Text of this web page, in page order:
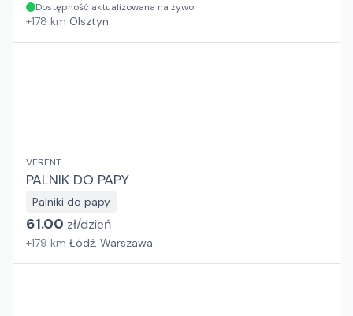
Dostępność aktualizowana na żywo
+178 km Olsztyn
VERENT
PALNIK DO PAPY
Palniki do papy
61.00 zł/dzień
+179 km Łódź, Warszawa